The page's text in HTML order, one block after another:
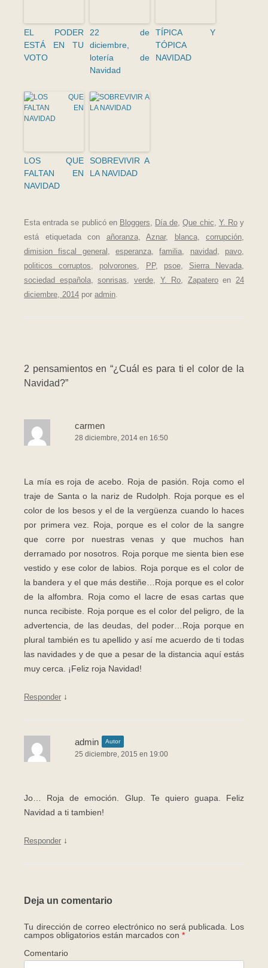
EL PODER
ESTÁ EN TU
VOTO
22 de
diciembre,
lotería de
Navidad
TÍPICA Y
TÓPICA
NAVIDAD
LOS QUE
FALTAN EN
NAVIDAD
SOBREVIVIR A
LA NAVIDAD
Esta entrada se publicó en Bloggers, Día de,Que chic, Y. Roy
está etiquetada con añoranza, Aznar, blanca, corrupción,
dimision fiscal general ,esperanza,familia, navidad, pavo,
politicos corruptos, polvorones, PP, psoe, Sierra Nevada,
sociedad española,sonrisas, verde, Y. Ro, Zapateroen 24
diciembre, 2014 por admin.
2 pensamientos en “¿Cuál es para ti el color de la
Navidad?”
carmen
28 diciembre, 2014 en 16:50
La mía es roja de acebo. Roja de pasión. Roja como el
traje de Santa o la nariz de Rudolph. Roja porque es el
color de los besos y el de la vergüenza cuando lo haces
por primera vez. Roja, porque es el color de la sangre
que corre por nuestras venas y que muchos han
derramado por nosotros. Roja porque me sienta bien ese
vestido y ese color de labios. Roja porque es el color de
la bandera y el que más destiñe…Roja porque es el color
de la alfombra. Roja como el lacre de esas cartas que
nunca recibiste. Roja porque es el color del peligro, de la
advertencia, de las deudas, del poder…Roja porque en
plural también es tu apellido y así me acuerdo de ti todas
las navidades y de que a pesar de la distancia aquí estás
muy cerca. ¡Feliz roja Navidad!
Responder ↓
admin Autor
25 diciembre, 2015 en 19:00
Jo… Roja de emoción. Glup. Te quiero guapa. Feliz
Navidad a ti tambien!
Responder ↓
Deja un comentario
Tu dirección de correo electrónico no será publicada. Los
campos obligatorios están marcados con *
Comentario